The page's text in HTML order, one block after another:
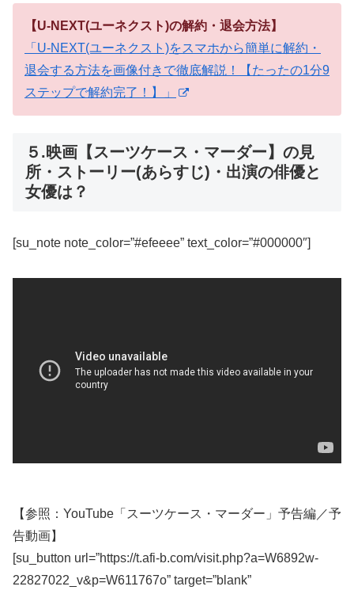
【U-NEXT(ユーネクスト)の解約・退会方法】
「U-NEXT(ユーネクスト)をスマホから簡単に解約・
退会する方法を画像付きで徹底解説！【たったの1分9
ステップで解約完了！】」
５.映画【スーツケース・マーダー】の見
所・ストーリー(あらすじ)・出演の俳優と
女優は？
[su_note note_color=”#efeeee” text_color=”#000000″]
【参照：YouTube「スーツケース・マーダー」予告編／予
告動画】
[su_button url=”https://t.afi-b.com/visit.php?a=W6892w-
22827022_v&p=W611767o” target=”blank”